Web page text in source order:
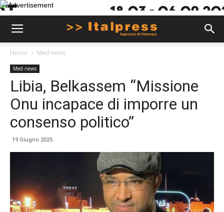
Home Med news
Med news
Libia, Belkassem “Missione
Onu incapace di imporre un
consenso politico”
19 Giugno 2025